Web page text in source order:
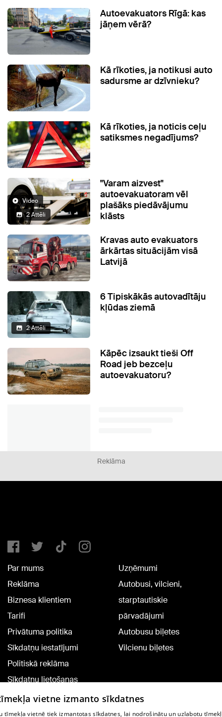
Autoevakuators Rīgā: kas
jāņem vērā?
Kā rīkoties, ja notikusi auto
sadursme ar dzīvnieku?
Kā rīkoties, ja noticis ceļu
satiksmes negadījums?
Video
2 Attēli
"Varam aizvest"
autoevakuatoram vēl
plašāks piedāvājumu
klāsts
Kravas auto evakuators
ārkārtas situācijām visā
Latvijā
2 Attēli
6 Tipiskākās autovadītāju
kļūdas ziemā
Kāpēc izsaukt tieši Off
Road jeb bezceļu
autoevakuatoru?
Reklāma
Par mums
Reklāma
Biznesa klientiem
Tarifi
Privātuma politika
Sīkdatņu iestatījumi
Politiskā reklāma
Sīkdatņu lietošanas
noteikumi
Komentāru pievienošana
Uzņēmumi
Autobusi, vilcieni,
starptautiskie
pārvadājumi
Autobusu biļetes
Vilcienu biļetes
vietne izmanto sīkdatnes
tīmekļa vietnē tiek izmantotas sīkdatnes, lai nodrošinātu un uzlabotu